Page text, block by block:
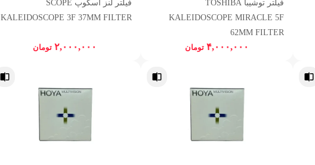
فیلتر توشیبا TOSHIBA
KALEIDOSCOPE MIRACLE 5F
62MM FILTER
۴,۰۰۰,۰۰۰ تومان
فیلتر لنز اسکوپ SCOPE
KALEIDOSCOPE 3F 37MM FILTER
۲,۰۰۰,۰۰۰ تومان